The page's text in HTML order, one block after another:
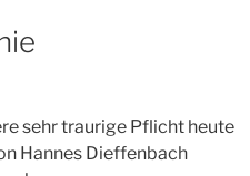
sehr traurige Pflicht heute
Hannes Dieffenbach